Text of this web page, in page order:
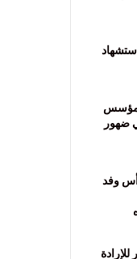
في القومي تحيي الذكرى 77 لاستشهاد
مؤسس
ضهور
وفد
للإرادة